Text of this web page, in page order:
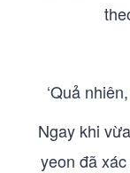
‘Quả
Ngay khi
yeon đã